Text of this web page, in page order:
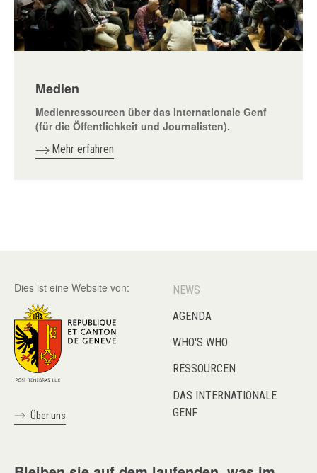
Medien
Medienressourcen über das Internationale Genf
(für die Öffentlichkeit und Journalisten).
Mehr erfahren
Dies ist eine Website von:
Über uns
NEWS
AGENDA
WHO'S WHO
RESSOURCEN
DAS INTERNATIONALE
GENF